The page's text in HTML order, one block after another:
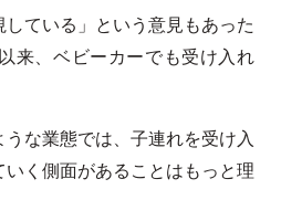
ている」という意見もあった
来、ベビーカーでも受け入れ
な業態では、子連れを受け入
く側面があることはもっと理